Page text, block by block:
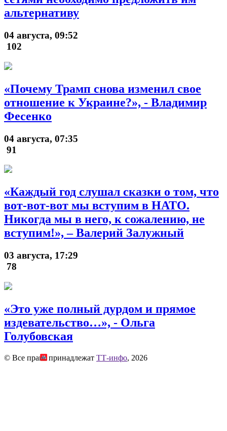
альтернативу
04 августа, 09:52
102
«Почему Трамп снова изменил свое
отношение к Украине?», - Владимир
Фесенко
04 августа, 07:35
91
«Каждый год слушал сказки о том, что
вот-вот-вот мы вступим в НАТО.
Никогда мы в него, к сожалению, не
вступим!», – Валерий Залужный
03 августа, 17:29
78
«Это уже полный дурдом и прямое
издевательство…», - Ольга
Голубовская
© Все права принадлежат ТТ-инфо, 2026